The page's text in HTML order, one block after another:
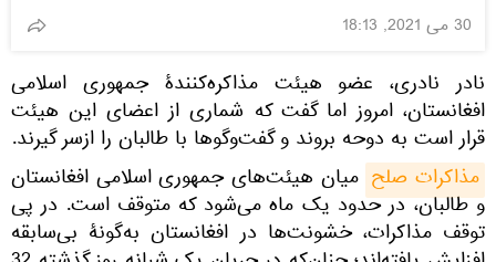
30 می 2021, 18:13
نادر نادری، عضو هیئت مذاکره‌کنندۀ جمهوری اسلامی
افغانستان، امروز اما گفت که شماری از اعضای این هیئت
قرار است به دوحه بروند و گفت‌وگوها با طالبان را ازسر گیرند.
مذاکرات صلح میان هیئت‌های جمهوری اسلامی افغانستان
و طالبان، در حدود یک ماه می‌شود که متوقف است. در پی
توقف مذاکرات، خشونت‌ها در افغانستان به‌گونۀ بی‌سابقه